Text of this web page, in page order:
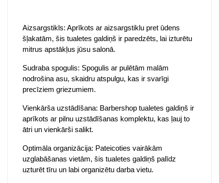
Aizsargstikls: Aprīkots ar aizsargstiklu pret ūdens
šļakatām, šis tualetes galdiņš ir paredzēts, lai izturētu
mitrus apstākļus jūsu salonā.
Sudraba spogulis: Spogulis ar pulētām malām
nodrošina asu, skaidru atspulgu, kas ir svarīgi
precīziem griezumiem.
Vienkārša uzstādīšana: Barbershop tualetes galdiņš ir
aprīkots ar pilnu uzstādīšanas komplektu, kas ļauj to
ātri un vienkārši salikt.
Optimāla organizācija: Pateicoties vairākām
uzglabāšanas vietām, šis tualetes galdiņš palīdz
uzturēt tīru un labi organizētu darba vietu.